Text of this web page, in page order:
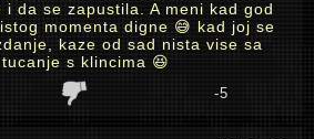
i da se zapustila. A meni kad god
momenta digne 😅 kad joj se
kaze od sad nista vise sa
s klincima 😆
-5